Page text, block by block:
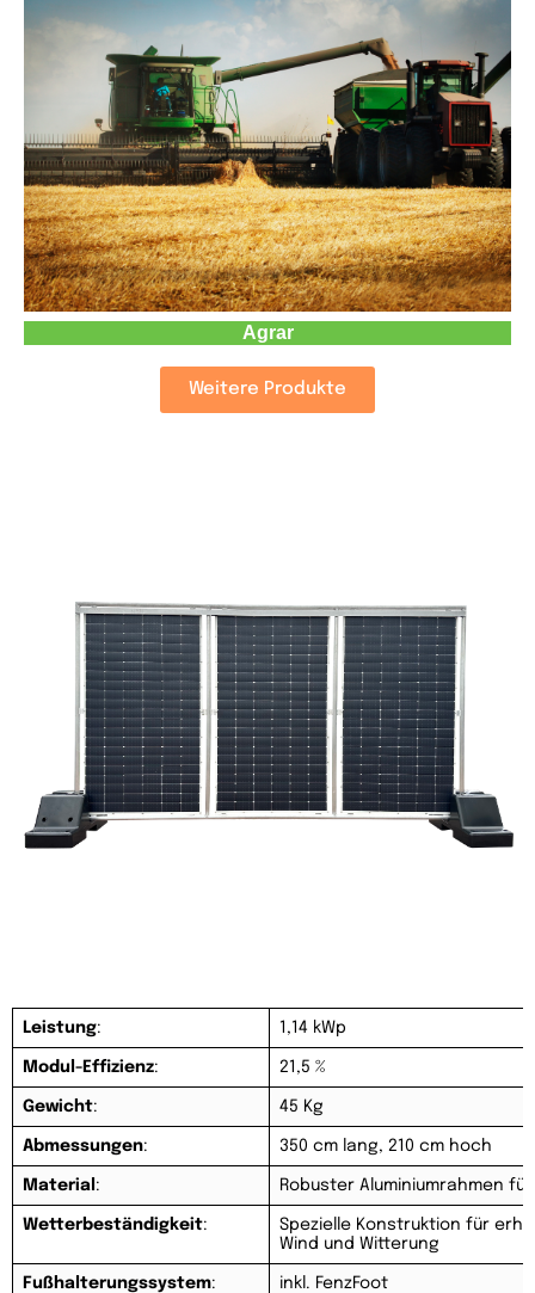
Agrar
Weitere Produkte
Leistung: 1,14 kWp
Modul-Effizienz: 21,5 %
Gewicht: 45 Kg
Abmessungen: 350 cm lang, 210 cm hoch
Material : Robuster Aluminiumrahmen
Wetterbeständigkeit:
Spezielle Konstruktion für
Wind und Witterung
Fußhalterungssystem: inkl. FenzFoot